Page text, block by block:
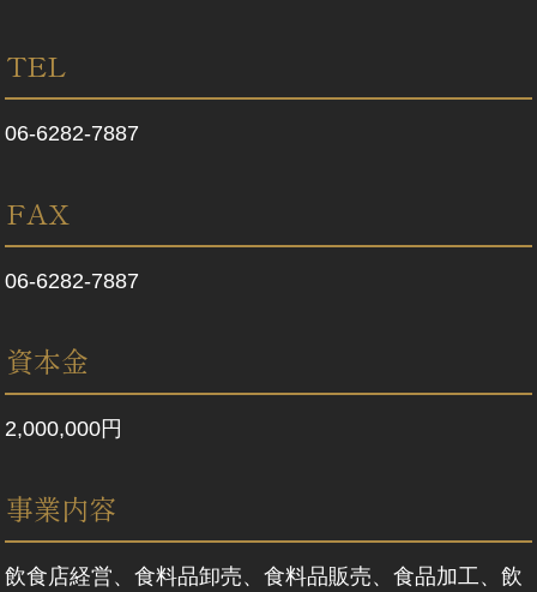
TEL
06-6282-7887
FAX
06-6282-7887
資本金
2,000,000円
事業内容
飲食店経営、食料品卸売、食料品販売、食品加工、飲